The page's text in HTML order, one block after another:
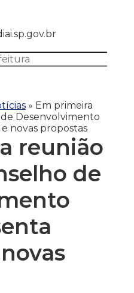
» Em primeira
Desenvolvimento
novas propostas
reunião
de